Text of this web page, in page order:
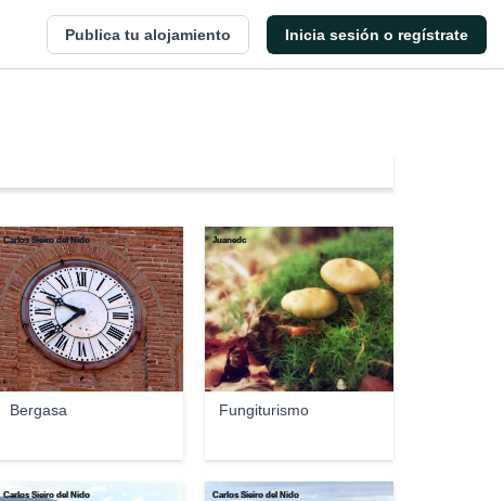
Publica tu alojamiento Inicia sesión o regístrate
Bergasa
Carlos Sieiro del Nido
Fungiturismo
Juanedc
Carlos Sieiro del Nido Carlos Sieiro del Nido